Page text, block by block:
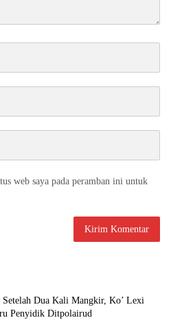
web saya pada peramban ini untuk
Setelah Dua Kali Mangkir, Ko’ Lexi
Penyidik Ditpolairud